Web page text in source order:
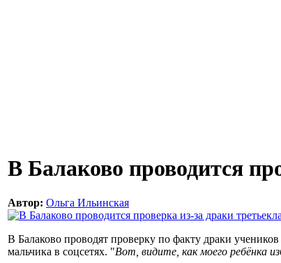
В Балаково проводится
Автор: Ольга Ильинская
В Балаково проводят проверку по факту драки
мальчика в соцсетях. "Вот, видите, как моего ребёнка